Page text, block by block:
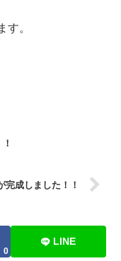
す。
完成しました！！
0
LINE